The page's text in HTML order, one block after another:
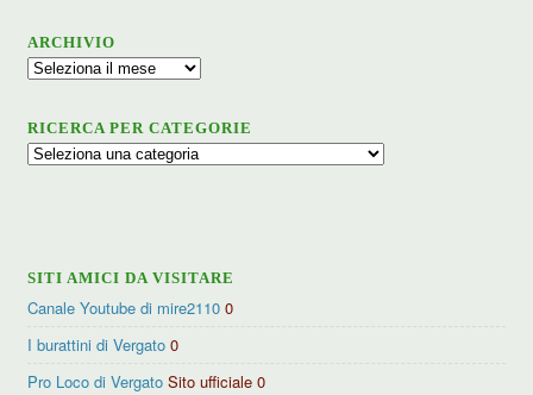
ARCHIVIO
Archivio
RICERCA PER CATEGORIE
Ricerca
SITI AMICI DA VISITARE
Canale Youtube di mire2110 0
I burattini di Vergato 0
Pro Loco di Vergato Sito ufficiale 0